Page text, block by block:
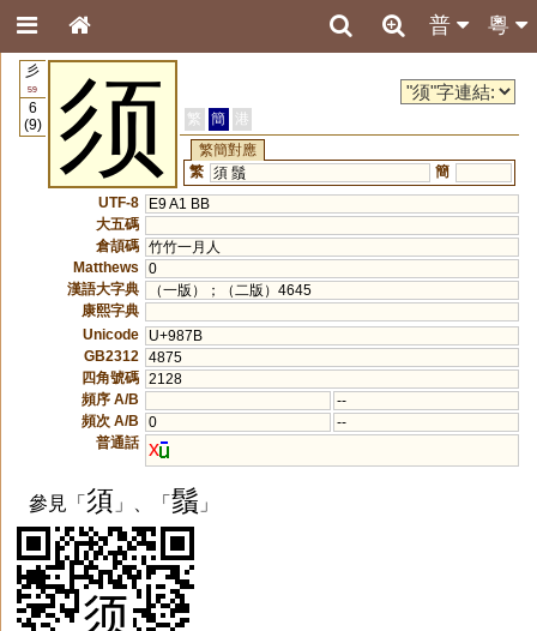
粵
普
彡
59
6
(9)
须 繁 簡
港
繁簡對應
繁 須 鬚
簡
UTF-8
E9 A1 BB
大五碼
倉頡碼 竹竹一月人
Matthews
0
漢語大字典
（一版）；（二版）4645
康熙字典
Unicode
U+987B
GB2312
4875
四角號碼 2128
頻序 A/B
--
頻次 A/B
0
--
普通話 x
參見「須 」、「鬚 」